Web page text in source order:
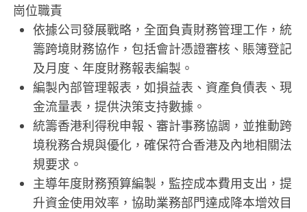
崗位職責
依據公司發展戰略，全面負責財務管理工作，統
籌跨境財務協作，包括會計憑證審核、賬簿登記
及月度、年度財務報表編製。
編製內部管理報表，如損益表、資產負債表、現
金流量表，提供決策支持數據。
統籌香港利得稅申報、審計事務協調，並推動跨
境稅務合規與優化，確保符合香港及內地相關法
規要求。
主導年度財務預算編製，監控成本費用支出，提
升資金使用效率，協助業務部門達成降本增效目